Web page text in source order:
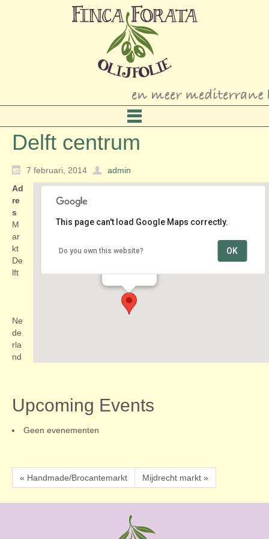
Delft centrum
7 februari, 2014 admin
Delft centrum
This page can't load Google Maps correctly.
Do you own this website? OK
Ad
re
s
M
ar
kt
De
lft
Ne
de
rla
nd
Upcoming Events
Geen evenementen
« Handmade/Brocantemarkt Mijdrecht markt »